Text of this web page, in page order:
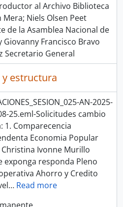
al Archivo Biblioteca
Mera; Niels Olsen Peet
de la Asamblea Nacional de
Giovanny Francisco Bravo
Secretario General
estructura
AN-2025-
25.eml-Solicitudes cambio
1. Comparecencia
Economia Popular
Ivonne Murillo
exponga responda Pleno
Ahorro y Credito
… Read more